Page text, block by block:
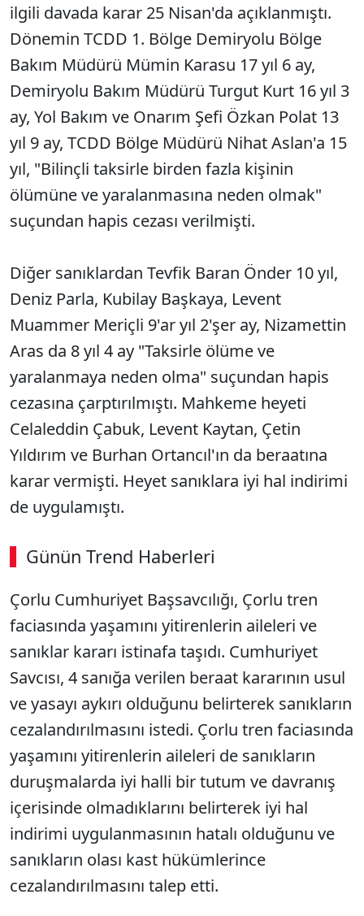
ilgili davada karar 25 Nisan'da açıklanmıştı.
Dönemin TCDD 1. Bölge Demiryolu Bölge
Bakım Müdürü Mümin Karasu 17 yıl 6 ay,
Demiryolu Bakım Müdürü Turgut Kurt 16 yıl 3
ay, Yol Bakım ve Onarım Şefi Özkan Polat 13
yıl 9 ay, TCDD Bölge Müdürü Nihat Aslan'a 15
yıl, "Bilinçli taksirle birden fazla kişinin
ölümüne ve yaralanmasına neden olmak"
suçundan hapis cezası verilmişti.
Diğer sanıklardan Tevfik Baran Önder 10 yıl,
Deniz Parla, Kubilay Başkaya, Levent
Muammer Meriçli 9'ar yıl 2'şer ay, Nizamettin
Aras da 8 yıl 4 ay "Taksirle ölüme ve
yaralanmaya neden olma" suçundan hapis
cezasına çarptırılmıştı. Mahkeme heyeti
Celaleddin Çabuk, Levent Kaytan, Çetin
Yıldırım ve Burhan Ortancıl'ın da beraatına
karar vermişti. Heyet sanıklara iyi hal indirimi
de uygulamıştı.
Günün Trend Haberleri
Çorlu Cumhuriyet Başsavcılığı, Çorlu tren
faciasında yaşamını yitirenlerin aileleri ve
sanıklar kararı istinafa taşıdı. Cumhuriyet
Savcısı, 4 sanığa verilen beraat kararının usul
ve yasayı aykırı olduğunu belirterek sanıkların
cezalandırılmasını istedi. Çorlu tren faciasında
yaşamını yitirenlerin aileleri de sanıkların
duruşmalarda iyi halli bir tutum ve davranış
içerisinde olmadıklarını belirterek iyi hal
indirimi uygulanmasının hatalı olduğunu ve
sanıkların olası kast hükümlerince
cezalandırılmasını talep etti.